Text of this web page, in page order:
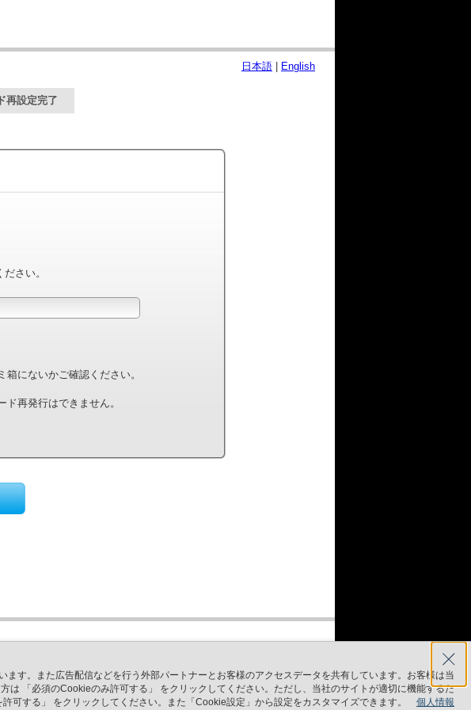
日本語 English
再設定完了
さい。
箱にないかご確認ください。
再発行はできません。
す。また広告配信などを行う外部パートナーとお客様のアクセスデータを共有しています。お客様は当
「必須のCookieのみ許可する」 をクリックしてください。ただし、当社のサイトが適切に機能するた
可する」 をクリックしてください。また「Cookie設定」から設定をカスタマイズできます。 個人情報